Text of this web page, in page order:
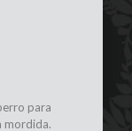
para
mordida.